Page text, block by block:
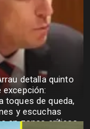
detalla quinto
excepción:
toques de queda,
y escuchas
en zonas críticas